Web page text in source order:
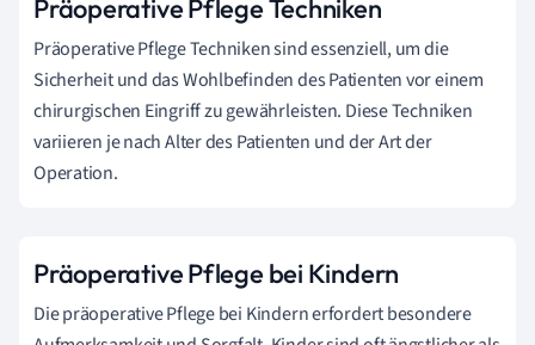
Präoperative Pflege Techniken
Präoperative Pflege Techniken sind essenziell, um die
Sicherheit und das Wohlbefinden des Patienten vor einem
chirurgischen Eingriff zu gewährleisten. Diese Techniken
variieren je nach Alter des Patienten und der Art der
Operation.
Präoperative Pflege bei Kindern
Die präoperative Pflege bei Kindern erfordert besondere